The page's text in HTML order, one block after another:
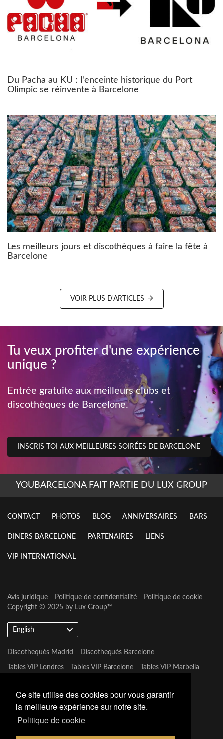
Ce site utilise des cookies pour vous garantir
la meilleure expérience sur notre site.
Politique de cookie
Du Pacha au KU : l'enceinte historique du Port
Olímpic se réinvente à Barcelone
Les meilleurs jours et discothèques à faire la fête à
Barcelone
VOIR PLUS D'ARTICLES
Tu veux profiter d'une expérience
unique ?
Entrée gratuite aux meilleurs clubs et
discothèques de Barcelone.
INSCRIS TOI AUX MEILLEURES SOIRÉES DE BARCELONE
YOUBARCELONA FAIT PARTIE DU LUX GROUP
CONTACT PHOTOS BLOG ANNIVERSAIRES BARS
DINERS BARCELONE PARTENAIRES LIENS
VIP INTERNATIONAL
Avis juridique Politique de confidentialité
Politique de cookie
Copyright © 2025 by Lux Group™
English
Discothequès Madrid Discothequès Barcelone
Tables VIP Londres Tables VIP Barcelone Tables VIP Marbella